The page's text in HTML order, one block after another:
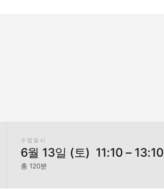
수업일시
6월 13일 (토) 11:10 – 13:10
총 120분